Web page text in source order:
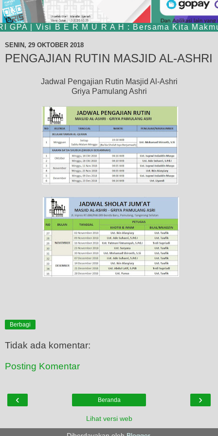
Kotak Amal Digital
GPA | Visi B E R M U R A H : Bersama Kita
SENIN, 29 OKTOBER 2018
PENGAJIAN RUTIN MASJID AL-ASHRI
Jadwal Pengajian Rutin Masjid Al-Ashri
Griya Pamulang Ashri
Berbagi
Tidak ada komentar:
Posting Komentar
‹ ›
Beranda
Lihat versi web